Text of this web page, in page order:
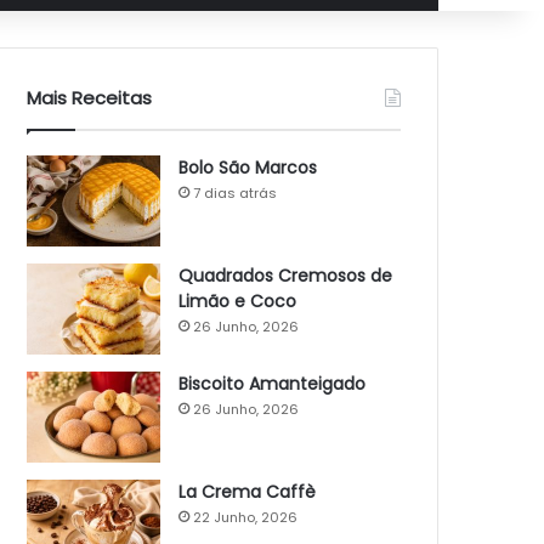
Mais Receitas
Bolo São Marcos
7 dias atrás
Quadrados Cremosos de
Limão e Coco
26 Junho, 2026
Biscoito Amanteigado
26 Junho, 2026
La Crema Caffè
22 Junho, 2026